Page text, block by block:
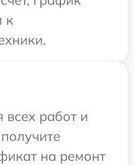
к
работ и
на ремонт